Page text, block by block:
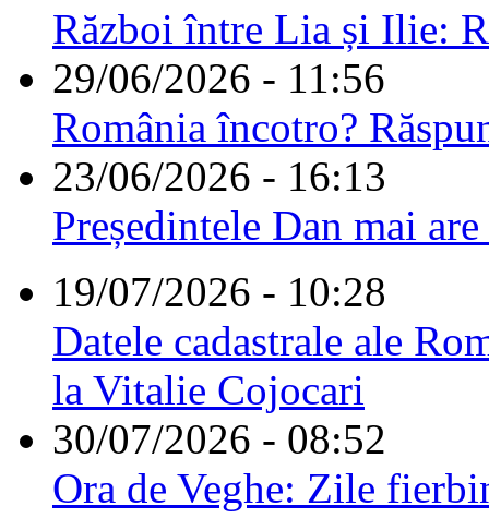
Război între Lia și Ilie:
29/06/2026 - 11:56
România încotro?
23/06/2026 - 16:13
Președintele Dan mai
19/07/2026 - 10:28
Datele cadastrale ale
la Vitalie Cojocari
30/07/2026 - 08:52
Ora de Veghe: Zile